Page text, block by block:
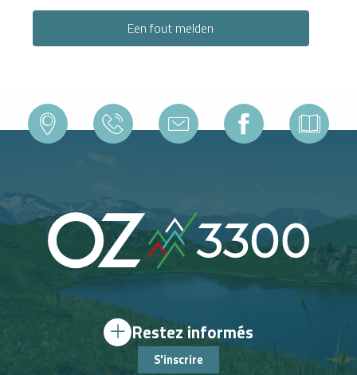
Een fout melden
Restez informés
S'inscrire